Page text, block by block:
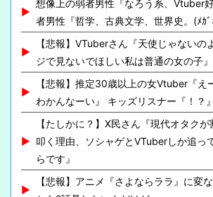
想像上の弱者男性『なろう系、Vtuber
者男性『哲学、古典文学、世界史。(ﾒｶﾞ
【悲報】VTuberさん『天使じゃないの
ジで見ないでほしい私は普通の女の子』
【悲報】推定30歳以上の女Vtuber『え
わかんなーい』 キッズリスナー『！？』
【たしかに？】X民さん『現代オタク
叩く理由、ソシャゲとVTuberしか追っ
らです』
【悲報】アニメ『さよならララ』に変